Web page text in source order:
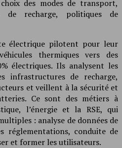
des modes de transport,
de recharge, politiques de
électrique pilotent pour leur
thermiques vers des
électriques. Ils analysent les
infrastructures de recharge,
et veillent à la sécurité et
Ce sont des métiers à
l’énergie et la RSE, qui
: analyse de données de
réglementations, conduite de
et former les utilisateurs.